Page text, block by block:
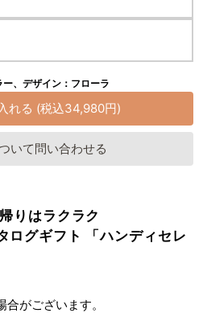
、デザイン：フローラ
いて問い合わせる
りはラクラク
ログギフト 「ハンディセレ
がございます。